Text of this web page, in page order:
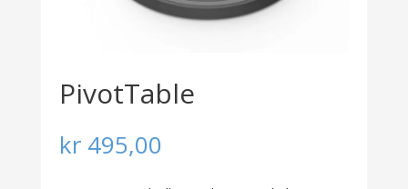
PivotTable
kr495,00